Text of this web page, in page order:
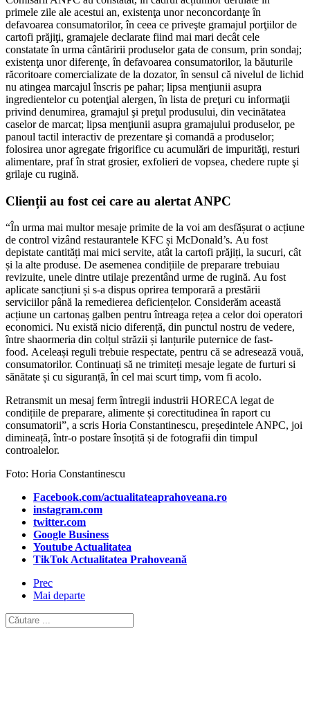
primele zile ale acestui an, existenţa unor neconcordanţe în
defavoarea consumatorilor, în ceea ce priveşte gramajul porţiilor de
cartofi prăjiţi, gramajele declarate fiind mai mari decât cele
constatate în urma cântăririi produselor gata de consum, prin sondaj;
existenţa unor diferenţe, în defavoarea consumatorilor, la băuturile
răcoritoare comercializate de la dozator, în sensul că nivelul de lichid
nu atingea marcajul înscris pe pahar; lipsa menţiunii asupra
ingredientelor cu potenţial alergen, în lista de preţuri cu informaţii
privind denumirea, gramajul şi preţul produsului, din vecinătatea
caselor de marcat; lipsa menţiunii asupra gramajului produselor, pe
panoul tactil interactiv de prezentare şi comandă a produselor;
folosirea unor agregate frigorifice cu acumulări de impurităţi, resturi
alimentare, praf în strat grosier, exfolieri de vopsea, chedere rupte şi
grilaje cu rugină.
Clienții au fost cei care au alertat ANPC
“În urma mai multor mesaje primite de la voi am desfășurat o acțiune
de control vizând restaurantele KFC și McDonald’s. Au fost
depistate cantități mai mici servite, atât la cartofi prăjiți, la sucuri, cât
și la alte produse. De asemenea condițiile de preparare trebuiau
revizuite, unele dintre utilaje prezentând urme de rugină. Au fost
aplicate sancțiuni și s-a dispus oprirea temporară a prestării
serviciilor până la remedierea deficiențelor. Considerăm această
acțiune un cartonaș galben pentru întreaga rețea a celor doi operatori
economici. Nu există nicio diferență, din punctul nostru de vedere,
între shaormeria din colțul străzii și lanțurile puternice de fast-
food. Aceleași reguli trebuie respectate, pentru că se adresează vouă,
consumatorilor. Continuați să ne trimiteți mesaje legate de furturi si
sănătate și cu siguranță, în cel mai scurt timp, vom fi acolo.
Retransmit un mesaj ferm întregii industrii HORECA legat de
condițiile de preparare, alimente și corectitudinea în raport cu
consumatorii”, a scris Horia Constantinescu, președintele ANPC, joi
dimineață, într-o postare însoțită și de fotografii din timpul
controalelor.
Foto: Horia Constantinescu
Facebook.com/actualitateaprahoveana.ro
instagram.com
twitter.com
Google Business
Youtube Actualitatea
TikTok Actualitatea Prahoveană
Prec
Mai departe